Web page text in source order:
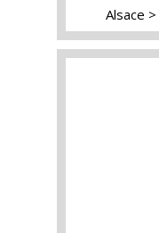
Alsace